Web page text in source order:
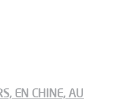
EN CHINE, AU